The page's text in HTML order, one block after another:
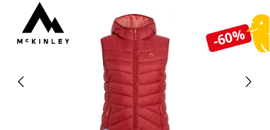
-60%
Bildergalerie überspringen